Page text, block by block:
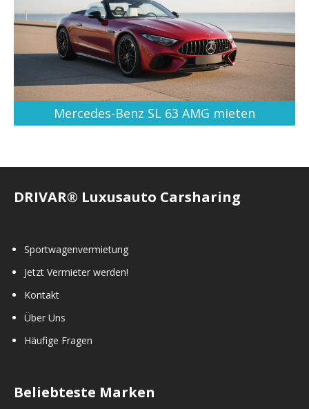
Mercedes-Benz SL 63 AMG mieten
DRIVAR® Luxusauto Carsharing
Sportwagenvermietung
Jetzt Vermieter werden!
Kontakt
Über Uns
Häufige Fragen
Beliebteste Marken